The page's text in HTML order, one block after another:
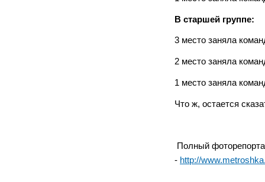
В старшей группе:
3 место заняла
2 место заняла
1 место заняла
Что ж, остается
Полный
- http://